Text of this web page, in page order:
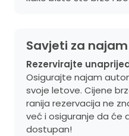
Savjeti za
Rezervirajte
Osigurajte najam
svoje letove. Cijene
ranija rezervacija ne
već i osiguranje da će
dostupan!